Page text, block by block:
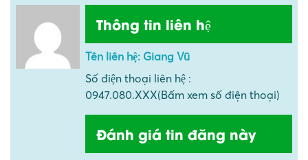
Thông tin liên hệ
Tên liên hệ: Giang Vũ
Số điện thoại liên hệ :
0947.080.XXX(Bấm xem số điện thoại)
Đánh giá tin đăng này